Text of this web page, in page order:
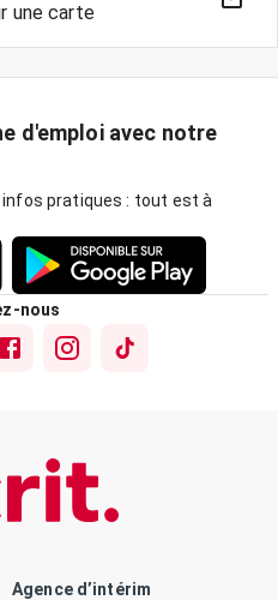
une carte
d'emploi avec notre
pratiques : tout est à
nous
Agence d’intérim